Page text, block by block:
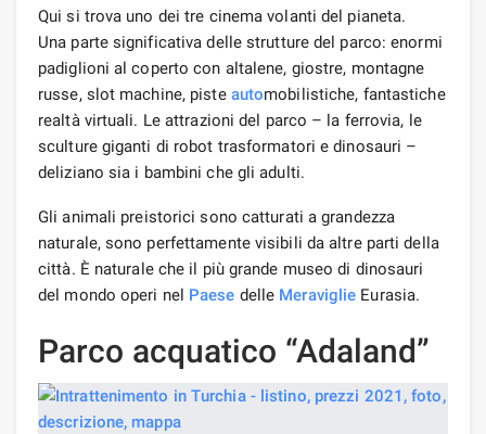
Qui si trova uno dei tre cinema volanti del pianeta.
Una parte significativa delle strutture del parco: enormi
padiglioni al coperto con altalene, giostre, montagne
russe, slot machine, piste automobilistiche, fantastiche
realtà virtuali. Le attrazioni del parco – la ferrovia, le
sculture giganti di robot trasformatori e dinosauri –
deliziano sia i bambini che gli adulti.
Gli animali preistorici sono catturati a grandezza
naturale, sono perfettamente visibili da altre parti della
città. È naturale che il più grande museo di dinosauri
del mondo operi nel Paese delle Meraviglie Eurasia.
Parco acquatico “Adaland”